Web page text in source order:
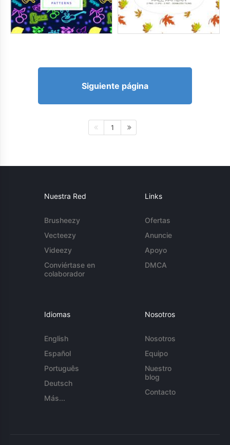
Siguiente página
1
Nuestra Red
Brusheezy
Vecteezy
Videezy
Conviértase en
colaborador
Links
Ofertas
Anuncie
Apoyo
DMCA
Idiomas
English
Español
Português
Deutsch
Más...
Nosotros
Nosotros
Equipo
Nuestro
blog
Contacto